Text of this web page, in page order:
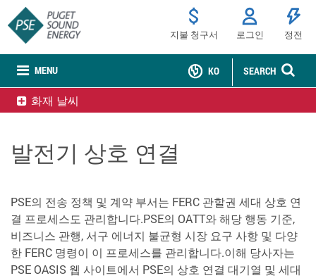
MENU
지불 청구서 로그인 정전
SEARCH
KO
화재 날씨
발전기 상호 연결
PSE의 전송 정책 및 계약 부서는 FERC 관할권 세대 상호 연
결 프로세스도 관리합니다.PSE의 OATT와 해당 행동 기준,
비즈니스 관행, 서구 에너지 불균형 시장 요구 사항 및 다양
한 FERC 명령이 이 프로세스를 관리합니다.이해 당사자는
PSE OASIS 웹 사이트에서 PSE의 상호 연결 대기열 및 세대